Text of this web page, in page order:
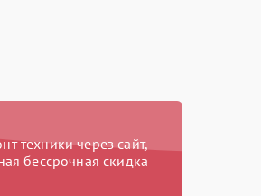
техники через сайт,
бессрочная скидка